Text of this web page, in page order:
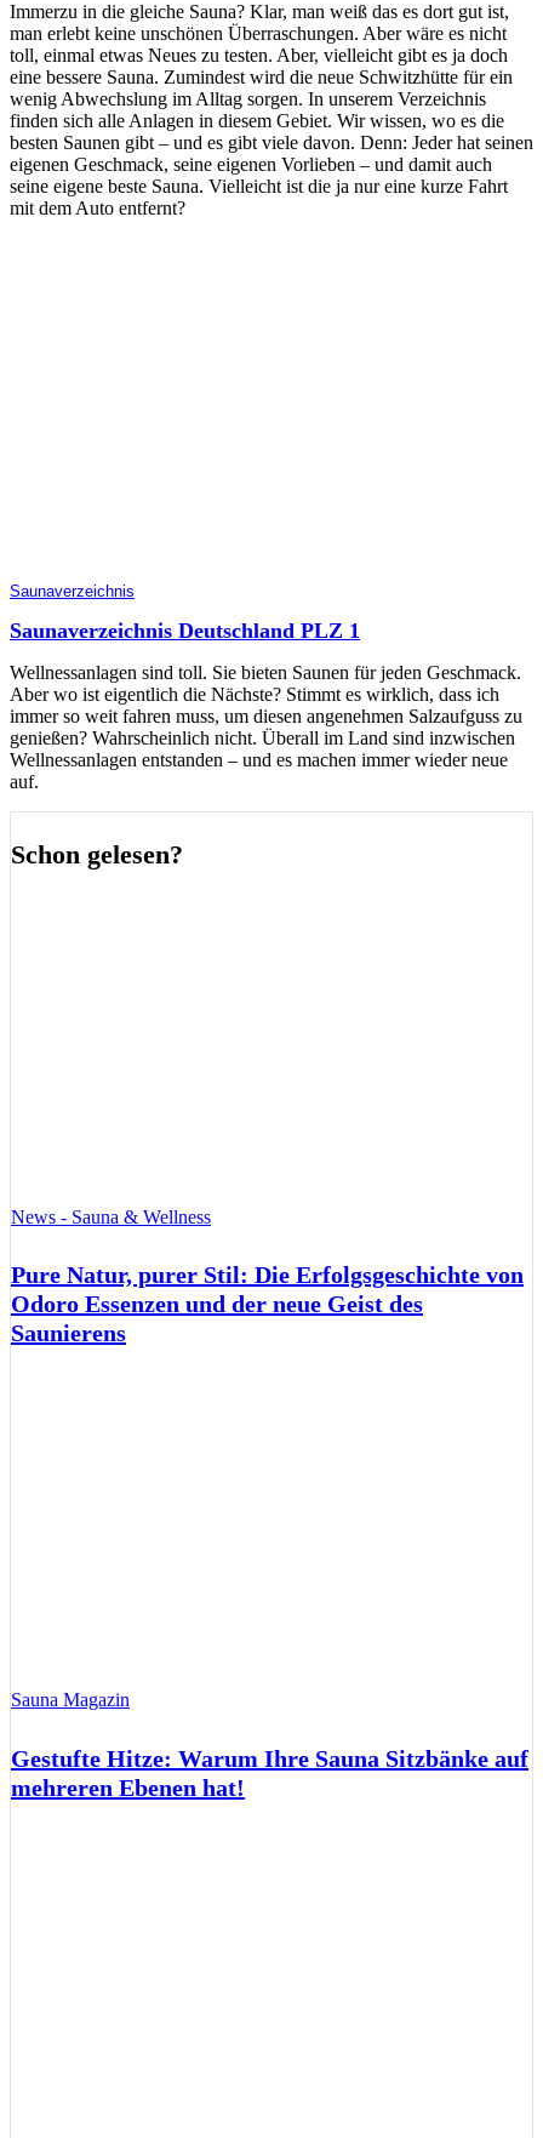
Immerzu in die gleiche Sauna? Klar, man weiß das es dort gut ist,
man erlebt keine unschönen Überraschungen. Aber wäre es nicht
toll, einmal etwas Neues zu testen. Aber, vielleicht gibt es ja doch
eine bessere Sauna. Zumindest wird die neue Schwitzhütte für ein
wenig Abwechslung im Alltag sorgen. In unserem Verzeichnis
finden sich alle Anlagen in diesem Gebiet. Wir wissen, wo es die
besten Saunen gibt – und es gibt viele davon. Denn: Jeder hat seinen
eigenen Geschmack, seine eigenen Vorlieben – und damit auch
seine eigene beste Sauna. Vielleicht ist die ja nur eine kurze Fahrt
mit dem Auto entfernt?
Saunaverzeichnis
Saunaverzeichnis Deutschland PLZ 1
Wellnessanlagen sind toll. Sie bieten Saunen für jeden Geschmack.
Aber wo ist eigentlich die Nächste? Stimmt es wirklich, dass ich
immer so weit fahren muss, um diesen angenehmen Salzaufguss zu
genießen? Wahrscheinlich nicht. Überall im Land sind inzwischen
Wellnessanlagen entstanden – und es machen immer wieder neue
auf.
Schon gelesen?
News - Sauna & Wellness
Pure Natur, purer Stil: Die Erfolgsgeschichte von
Odoro Essenzen und der neue Geist des
Saunierens
Sauna Magazin
Gestufte Hitze: Warum Ihre Sauna Sitzbänke auf
mehreren Ebenen hat!